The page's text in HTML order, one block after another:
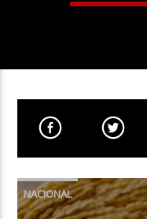
TÍTULO
ARTISTA
NACIONAL